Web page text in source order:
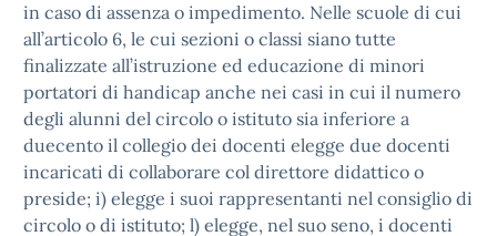
in caso di assenza o impedimento. Nelle scuole di cui
all’articolo 6, le cui sezioni o classi siano tutte
finalizzate all’istruzione ed educazione di minori
portatori di handicap anche nei casi in cui il numero
degli alunni del circolo o istituto sia inferiore a
duecento il collegio dei docenti elegge due docenti
incaricati di collaborare col direttore didattico o
preside; i) elegge i suoi rappresentanti nel consiglio di
circolo o di istituto; l) elegge, nel suo seno, i docenti